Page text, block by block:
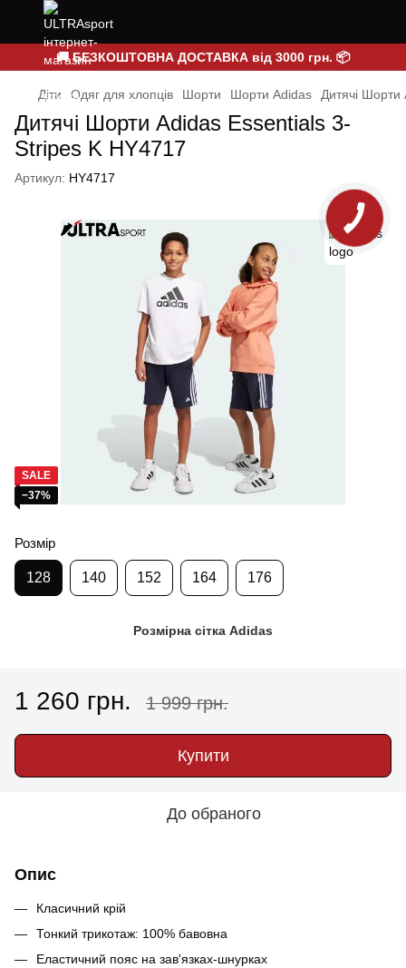
🚚 БЕЗКОШТОВНА ДОСТАВКА від 3000 грн. 📦
Діти Одяг для хлопців Шорти Шорти Adidas Дитячі
Дитячі Шорти Adidas Essentials 3-
Stripes K HY4717
Артикул: HY4717
SALE
−37%
Розмір
128 140 152 164 176
Розмірна сітка Adidas
1 260 грн. 1 999 грн.
Купити
До обраного
Опис
Класичний крій
Тонкий трикотаж: 100% бавовна
Еластичний пояс на зав'язках-шнурках